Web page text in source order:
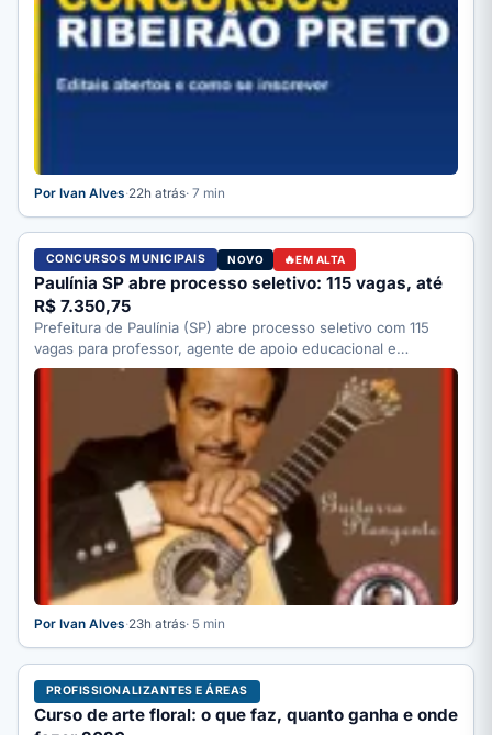
Por Ivan Alves·22h atrás· 7 min
CONCURSOS MUNICIPAIS NOVO EM ALTA
Paulínia SP abre processo seletivo: 115 vagas, até
R$ 7.350,75
Prefeitura de Paulínia (SP) abre processo seletivo com 115
vagas para professor, agente de apoio educacional e
motorista;…
Por Ivan Alves·23h atrás· 5 min
PROFISSIONALIZANTES E ÁREAS
Curso de arte floral: o que faz, quanto ganha e onde